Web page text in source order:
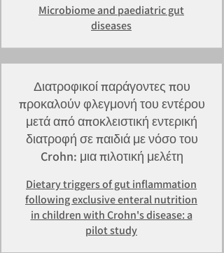
Microbiome and paediatric gut
diseases
Διατροφικοί παράγοντες που
προκαλούν φλεγμονή του εντέρου
μετά από αποκλειστική εντερική
διατροφή σε παιδιά με νόσο του
Crohn: μια πιλοτική μελέτη
Dietary triggers of gut inflammation
following exclusive enteral nutrition
in children with Crohn's disease: a
pilot study